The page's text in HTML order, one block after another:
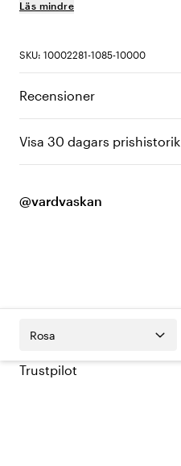
Läs mindre
SKU: 10002281-1085-10000
Recensioner
Visa 30 dagars prishistorik
@vardvaskan
Rosa
Trustpilot